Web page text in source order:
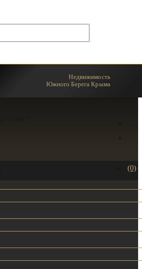
(0)
Недвижимость
Южного Берега Крыма